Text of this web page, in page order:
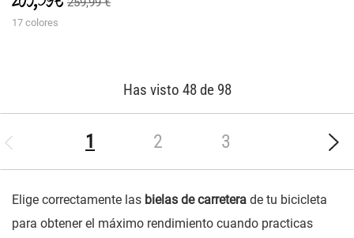
17 colores
Has visto 48 de 98
1 (current)2 3
Elige correctamente las bielas de carretera de tu bicicleta
para obtener el máximo rendimiento cuando practicas